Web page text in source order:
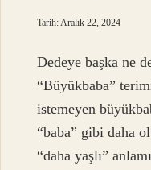
Tarih: Aralık 22, 2024
Dedeye başka ne
“Büyükbaba”
istemeyen
“baba” gibi daha
“daha yaşlı”